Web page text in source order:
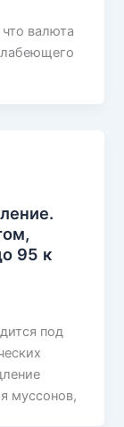
валюта
95 к
под
муссонов,